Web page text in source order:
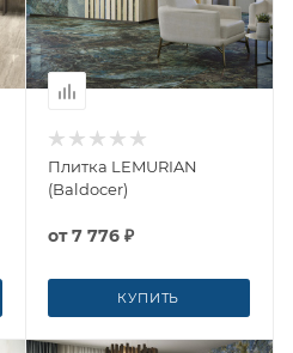
Плитка LEMURIAN
(Baldocer)
от7 776 ₽
КУПИТЬ